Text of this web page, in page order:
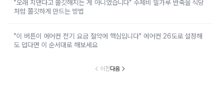
"오래 치댄다고 쫄깃해지는 게 아니었습니다" 수제비 밀가루 반죽을 식당
처럼 쫄깃하게 만드는 방법
"이 버튼이 에어컨 전기 요금 절약에 핵심입니다" 에어컨 26도로 설정해
도 덥다면 이 순서대로 해보세요
이전다음